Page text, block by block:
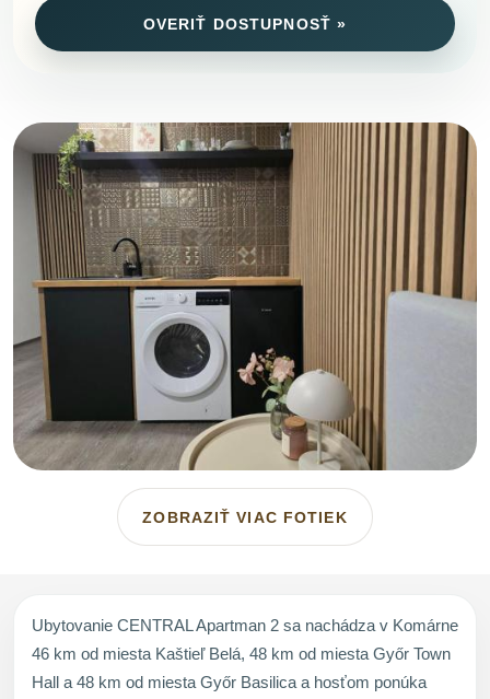
OVERIŤ DOSTUPNOSŤ »
ZOBRAZIŤ VIAC FOTIEK
Ubytovanie CENTRAL Apartman 2 sa nachádza v Komárne
46 km od miesta Kaštieľ Belá, 48 km od miesta Győr Town
Hall a 48 km od miesta Győr Basilica a hosťom ponúka